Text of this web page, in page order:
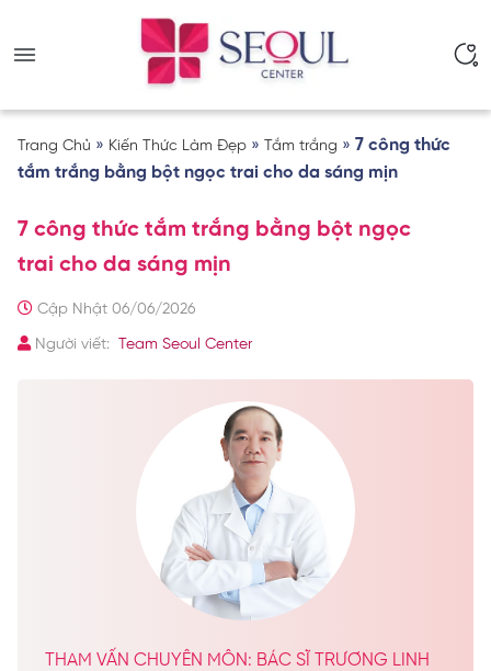
Trang Chủ » Kiến Thức Làm Đẹp » Tắm trắng » 7 công thức
tắm trắng bằng bột ngọc trai cho da sáng mịn
7 công thức tắm trắng bằng bột ngọc
trai cho da sáng mịn
Cập Nhật 06/06/2026
Người viết: Team Seoul Center
THAM VẤN CHUYÊN MÔN: BÁC SĨ TRƯƠNG LINH